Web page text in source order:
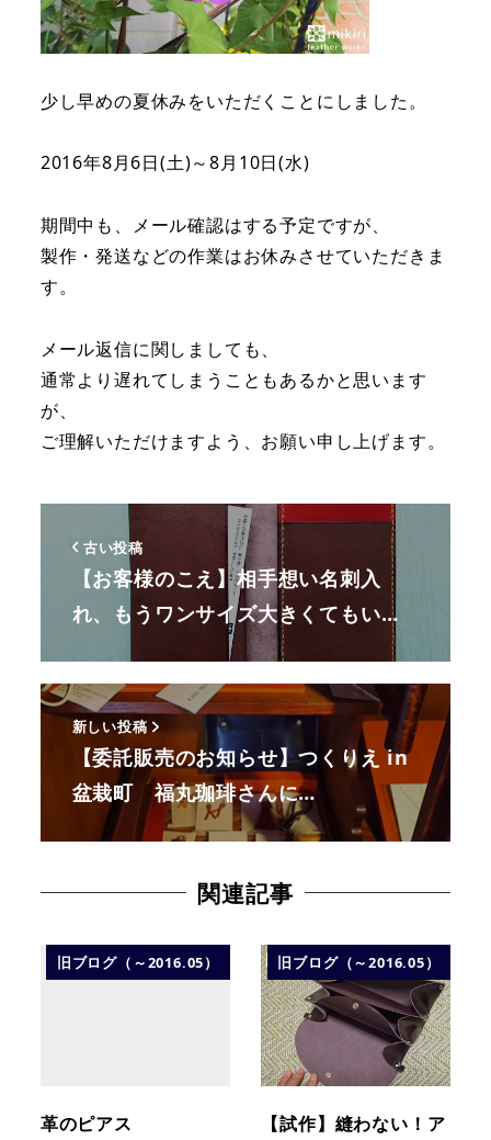
少し早めの夏休みをいただくことにしました。
2016年8月6日(土)～8月10日(水)
期間中も、メール確認はする予定ですが、
製作・発送などの作業はお休みさせていただきま
す。
メール返信に関しましても、
通常より遅れてしまうこともあるかと思います
が、
ご理解いただけますよう、お願い申し上げます。
古い投稿
【お客様のこえ】相手想い名刺入
れ、もうワンサイズ大きくてもい…
新しい投稿
【委託販売のお知らせ】つくりえ in
盆栽町 福丸珈琲さんに…
関連記事
旧ブログ（～2016.05）
革のピアス
旧ブログ（～2016.05）
【試作】縫わない！ア